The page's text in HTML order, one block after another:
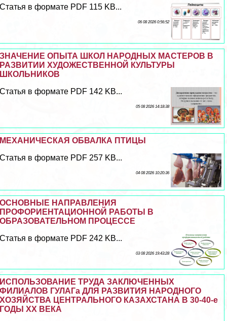
Статья в формате PDF 115 KB...
06 08 2026 0:56:52
ЗНАЧЕНИЕ ОПЫТА ШКОЛ НАРОДНЫХ МАСТЕРОВ В
РАЗВИТИИ ХУДОЖЕСТВЕННОЙ КУЛЬТУРЫ
ШКОЛЬНИКОВ
Статья в формате PDF 142 KB...
05 08 2026 14:18:38
МЕХАНИЧЕСКАЯ ОБВАЛКА ПТИЦЫ
Статья в формате PDF 257 KB...
04 08 2026 10:20:36
ОСНОВНЫЕ НАПРАВЛЕНИЯ
ПРОФОРИЕНТАЦИОННОЙ РАБОТЫ В
ОБРАЗОВАТЕЛЬНОМ ПРОЦЕССЕ
Статья в формате PDF 242 KB...
03 08 2026 19:43:28
ИСПОЛЬЗОВАНИЕ ТРУДА ЗАКЛЮЧЕННЫХ
ФИЛИАЛОВ ГУЛАГа ДЛЯ РАЗВИТИЯ НАРОДНОГО
ХОЗЯЙСТВА ЦЕНТРАЛЬНОГО КАЗАХСТАНА В 30-40-е
ГОДЫ ХХ ВЕКА